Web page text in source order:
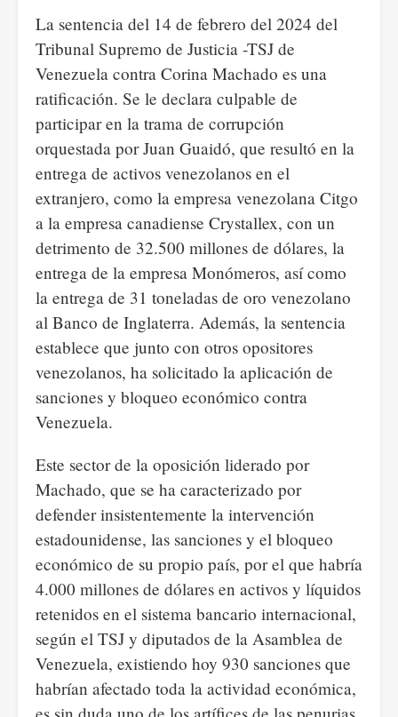
La sentencia del 14 de febrero del 2024 del
Tribunal Supremo de Justicia -TSJ de
Venezuela contra Corina Machado es una
ratificación. Se le declara culpable de
participar en la trama de corrupción
orquestada por Juan Guaidó, que resultó en la
entrega de activos venezolanos en el
extranjero, como la empresa venezolana Citgo
a la empresa canadiense Crystallex, con un
detrimento de 32.500 millones de dólares, la
entrega de la empresa Monómeros, así como
la entrega de 31 toneladas de oro venezolano
al Banco de Inglaterra. Además, la sentencia
establece que junto con otros opositores
venezolanos, ha solicitado la aplicación de
sanciones y bloqueo económico contra
Venezuela.
Este sector de la oposición liderado por
Machado, que se ha caracterizado por
defender insistentemente la intervención
estadounidense, las sanciones y el bloqueo
económico de su propio país, por el que habría
4.000 millones de dólares en activos y líquidos
retenidos en el sistema bancario internacional,
según el TSJ y diputados de la Asamblea de
Venezuela, existiendo hoy 930 sanciones que
habrían afectado toda la actividad económica,